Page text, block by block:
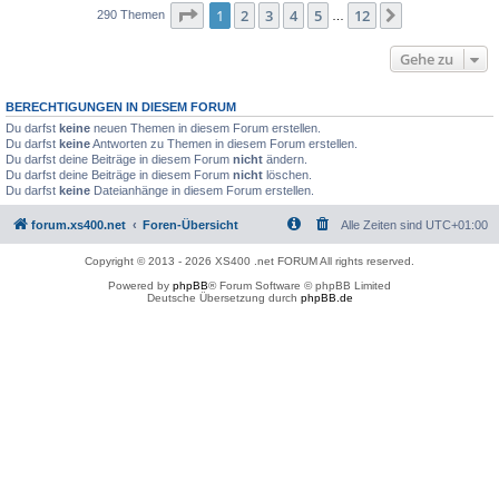
290 Themen Seite 1von 12
1 2 3 4 5 12
Gehe zu
BERECHTIGUNGEN IN DIESEM FORUM
Du darfst keine neuen Themen in diesem Forum erstellen.
Du darfst keineAntworten zu Themen in diesem Forum erstellen.
Du darfst deine Beiträge in diesem Forum nicht ändern.
Du darfst deine Beiträge in diesem Forum nicht löschen.
Du darfst keine Dateianhänge in diesem Forum erstellen.
forum.xs400.net Foren-Übersicht Alle Zeiten sind UTC+01:00
Copyright © 2013 - 2026 XS400 .net FORUM All rights reserved.
Powered by phpBB® Forum Software © phpBB Limited
Deutsche Übersetzung durch phpBB.de